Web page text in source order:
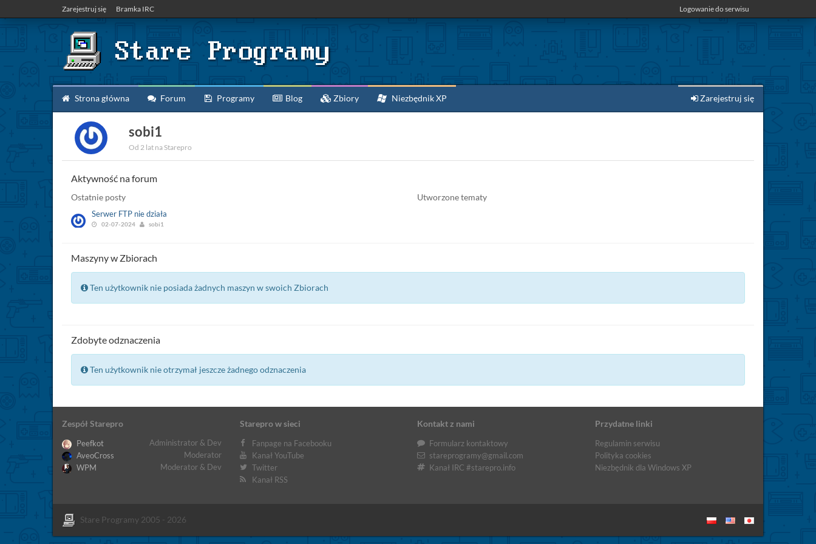
Zarejestruj się Bramka IRC Logowanie do serwisu
Strona główna Forum Programy Blog Zbiory Niezbędnik XP Zarejestruj się
sobi1
Od 2 lat na Starepro
Aktywność na forum
Ostatnie posty
Serwer FTP nie działa
02-07-2024 sobi1
Utworzone tematy
Maszyny w Zbiorach
Ten użytkownik nie posiada żadnych maszyn w swoich Zbiorach
Zdobyte odznaczenia
Ten użytkownik nie otrzymał jeszcze żadnego odznaczenia
Zespół Starepro
Peefkot
Administrator & Dev
AveoCross
Moderator
WPM
Moderator & Dev
Starepro w sieci
Fanpage na Facebooku
Kanał YouTube
Twitter
Kanał RSS
Kontakt z nami
Formularz kontaktowy
stareprogramy@gmail.com
Kanał IRC #starepro.info
Przydatne linki
Regulamin serwisu
Polityka cookies
Niezbędnik dla Windows XP
Stare Programy 2005 - 2026